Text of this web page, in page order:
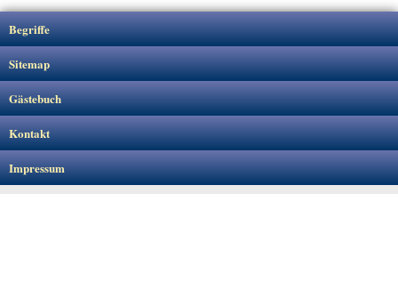
Begriffe
Sitemap
Gästebuch
Kontakt
Impressum